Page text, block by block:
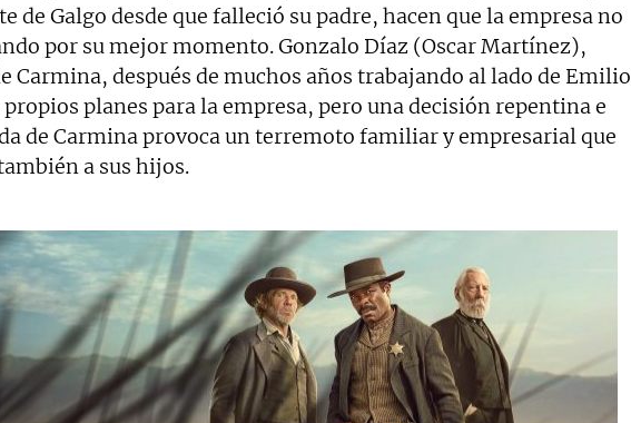
de Galgo desde que falleció su padre, hacen que la empresa no
por su mejor momento. Gonzalo Díaz (Oscar Martínez),
Carmina, después de muchos años trabajando al lado de Emilio
planes para la empresa, pero una decisión repentina e
de Carmina provoca un terremoto familiar y empresarial que
a sus hijos.